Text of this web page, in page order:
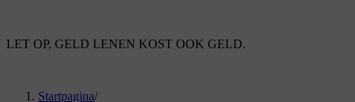
LET OP, GELD LENEN KOST OOK GELD.
Startpagina/